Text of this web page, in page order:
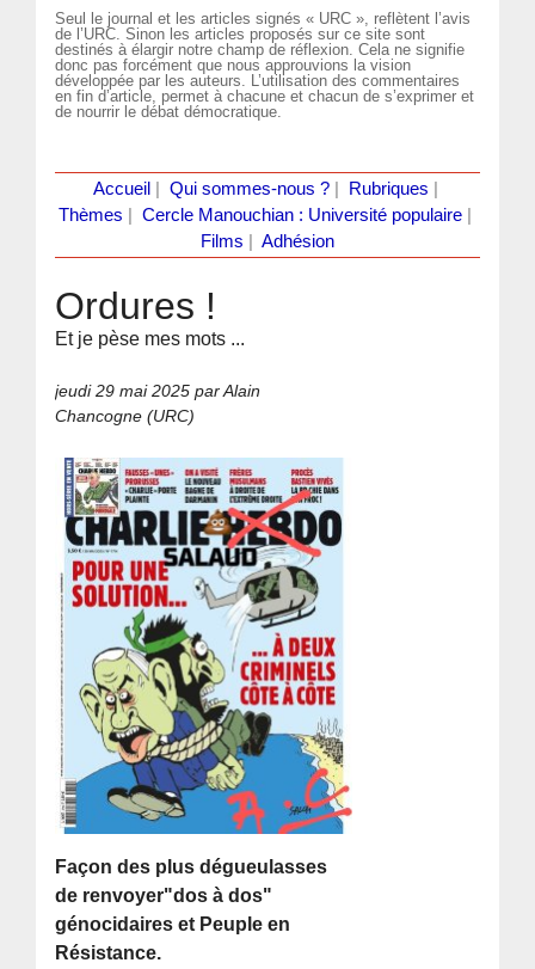
Seul le journal et les articles signés « URC », reflètent l’avis
de l’URC. Sinon les articles proposés sur ce site sont
destinés à élargir notre champ de réflexion. Cela ne signifie
donc pas forcément que nous approuvions la vision
développée par les auteurs. L’utilisation des commentaires
en fin d’article, permet à chacune et chacun de s’exprimer et
de nourrir le débat démocratique.
Accueil Qui sommes-nous ?| Rubriques
Thèmes
Cercle Manouchian : Université populaire
Films
Adhésion
Ordures !
Et je pèse mes mots ...
jeudi 29 mai 2025 par Alain
Chancogne (URC)
Façon des plus dégueulasses
de renvoyer"dos à dos"
génocidaires et Peuple en
Résistance.